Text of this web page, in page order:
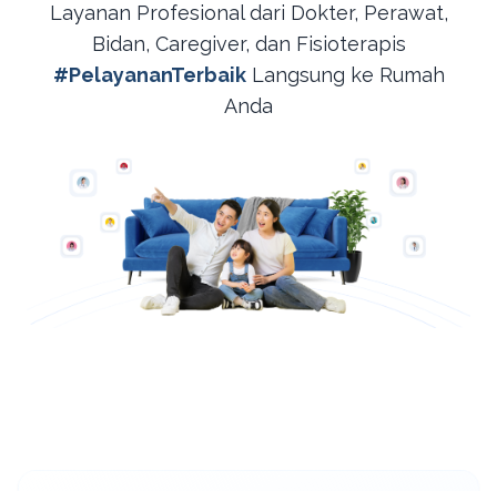
Layanan Profesional dari Dokter, Perawat,
Bidan, Caregiver, dan Fisioterapis
#PelayananTerbaik Langsung ke Rumah
Anda